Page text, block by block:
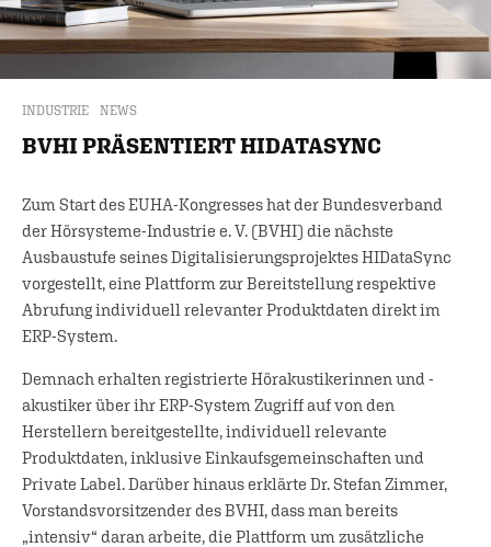
INDUSTRIE NEWS
BVHI PRÄSENTIERT HIDATASYNC
Zum Start des EUHA-Kongresses hat der Bundesverband
der Hörsysteme-Industrie e. V. (BVHI) die nächste
Ausbaustufe seines Digitalisierungsprojektes HIDataSync
vorgestellt, eine Plattform zur Bereitstellung respektive
Abrufung individuell relevanter Produktdaten direkt im
ERP-System.
Demnach erhalten registrierte Hörakustikerinnen und -
akustiker über ihr ERP-System Zugriff auf von den
Herstellern bereitgestellte, individuell relevante
Produktdaten, inklusive Einkaufsgemeinschaften und
Private Label. Darüber hinaus erklärte Dr. Stefan Zimmer,
Vorstandsvorsitzender des BVHI, dass man bereits
„intensiv“ daran arbeite, die Plattform um zusätzliche